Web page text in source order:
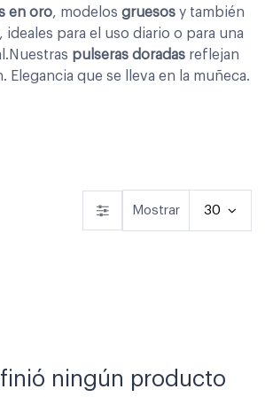
en oro, modelos gruesosy también
para el uso diario o para una
pulseras doradasreflejan
Elegancia que se lleva en la muñeca.
Mostrar 30
ningún producto